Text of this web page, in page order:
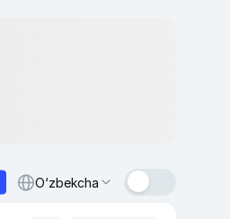
O‘zbekcha